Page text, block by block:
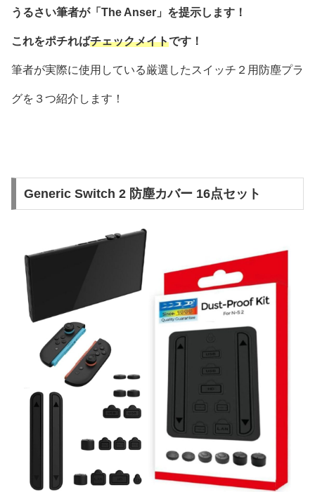
うるさい筆者が「The Anser」を提示します！
これをポチればチェックメイトです！
筆者が実際に使用している厳選したスイッチ２用防塵プラ
グを３つ紹介します！
Generic Switch 2 防塵カバー 16点セット